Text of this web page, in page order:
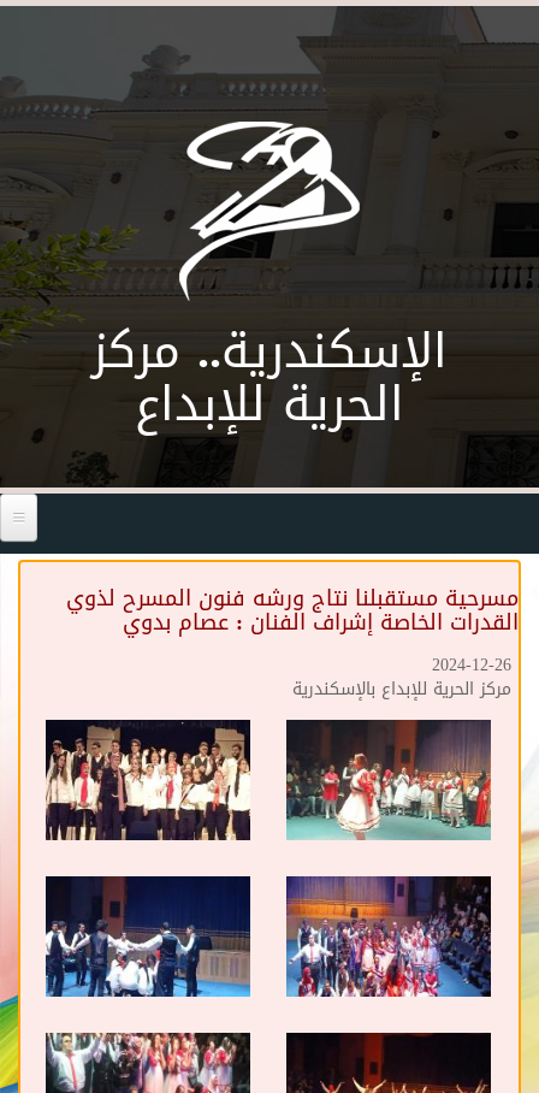
Skip to main content
الإسكندرية.. مركز
الحرية للإبداع
مسرحية مستقبلنا نتاج ورشه فنون المسرح لذوي
القدرات الخاصة إشراف الفنان : عصام بدوي
2024-12-26
مركز الحرية للإبداع بالإسكندرية